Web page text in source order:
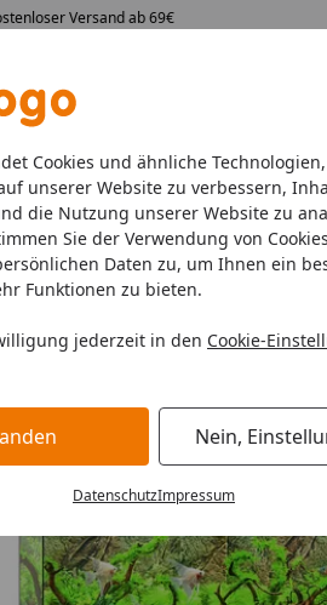
Cookies und ähnliche
unserer Website zu verbessern,
die Nutzung unserer Website zu
Sie der Verwendung von
Daten zu, um Ihnen ein
Funktionen zu bieten.
jederzeit in den Cookie-
Nein,
DatenschutzImpressum
Versand ab 69€
Neuheiten Sommerhits
Beleuchtung
Aquarium mit Unterschrank